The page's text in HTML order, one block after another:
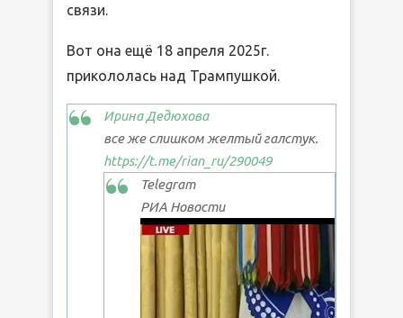
связи.
Вот она ещё 18 апреля 2025г.
прикололась над Трампушкой.
Ирина Дедюхова
все же слишком желтый галстук.
https://t.me/rian_ru/290049
Telegram
РИА Новости